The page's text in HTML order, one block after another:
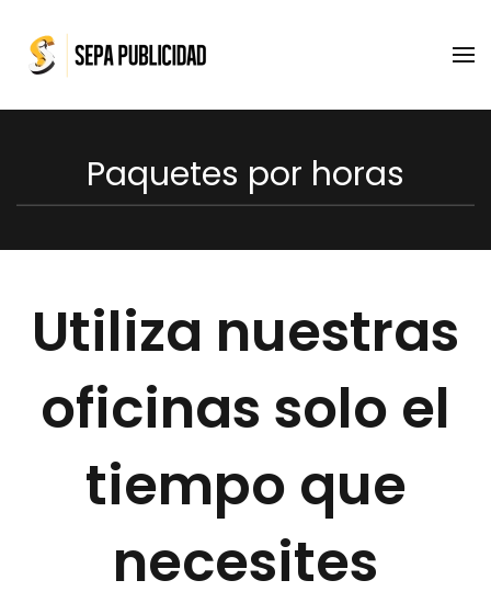
Skip to main content
Paquetes por horas
Utiliza nuestras
oficinas solo el
tiempo que
necesites